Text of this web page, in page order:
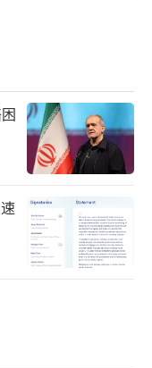
了。
关税都通货膨
，感觉都是天
冲击。